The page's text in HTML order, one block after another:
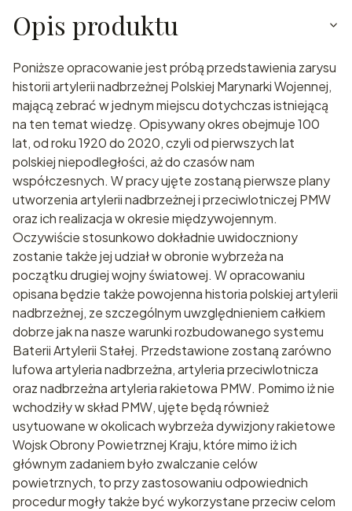
Opis produktu
Poniższe opracowanie jest próbą przedstawienia zarysu
historii artylerii nadbrzeżnej Polskiej Marynarki Wojennej,
mającą zebrać w jednym miejscu dotychczas istniejącą
na ten temat wiedzę. Opisywany okres obejmuje 100
lat, od roku 1920 do 2020, czyli od pierwszych lat
polskiej niepodległości, aż do czasów nam
współczesnych. W pracy ujęte zostaną pierwsze plany
utworzenia artylerii nadbrzeżnej i przeciwlotniczej PMW
oraz ich realizacja w okresie międzywojennym.
Oczywiście stosunkowo dokładnie uwidoczniony
zostanie także jej udział w obronie wybrzeża na
początku drugiej wojny światowej. W opracowaniu
opisana będzie także powojenna historia polskiej artylerii
nadbrzeżnej, ze szczególnym uwzględnieniem całkiem
dobrze jak na nasze warunki rozbudowanego systemu
Baterii Artylerii Stałej. Przedstawione zostaną zarówno
lufowa artyleria nadbrzeżna, artyleria przeciwlotnicza
oraz nadbrzeżna artyleria rakietowa PMW. Pomimo iż nie
wchodziły w skład PMW, ujęte będą również
usytuowane w okolicach wybrzeża dywizjony rakietowe
Wojsk Obrony Powietrznej Kraju, które mimo iż ich
głównym zadaniem było zwalczanie celów
powietrznych, to przy zastosowaniu odpowiednich
procedur mogły także być wykorzystane przeciw celom